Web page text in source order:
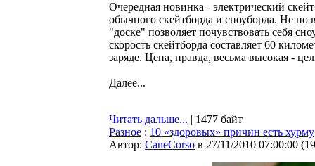
Очередная новинка - электрический
обычного скейтборда и сноуборда. Не
"доске" позволяет почувствовать себя
скорость скейтборда составляет 60
заряде. Цена, правда, весьма высокая -
Далее...
Читать дальше... | 1477 байт
Разное : 10 «здоровых» причин есть хурму
Автор: CaneCorso в 27/11/2010 07:00:00 (